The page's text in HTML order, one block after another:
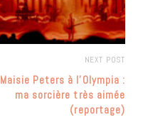
NEXT POST
Maisie Peters à l’Olympia :
ma sorcière très aimée
(reportage)